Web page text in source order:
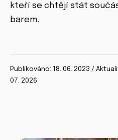
kteří se chtějí stát
barem.
Publikováno: 18. 06. 2023 /
07. 2026